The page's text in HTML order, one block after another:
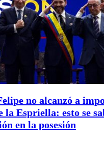
no alcanzó a
la Espriella: esto se
en la posesión